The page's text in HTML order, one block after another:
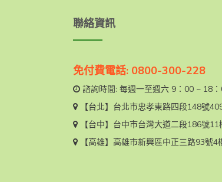
聯絡資訊
免付費電話: 0800-300-228
諮詢時間: 每週一至週六 9：00 ~ 18
【台北】 台北市忠孝東路四段148號
【台中】 台中市台灣大道二段186號11
【高雄】 高雄市新興區中正三路93號4